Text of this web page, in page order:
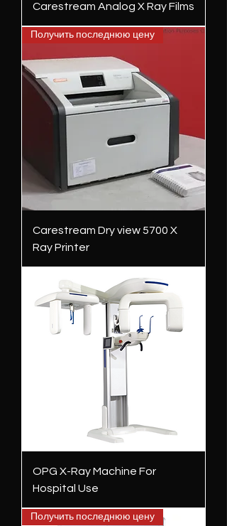
Carestream Analog X Ray Films
Получить последнюю цену
Carestream Dry view 5700 X
Ray Printer
OPG X-Ray Machine For
Hospital Use
Получить последнюю цену